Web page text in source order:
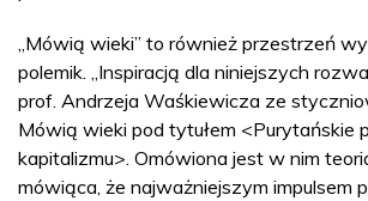
„Mówią wieki” to również przestrzeń
polemik. „Inspiracją dla niniejszych
prof. Andrzeja Waśkiewicza ze
Mówią wieki pod tytułem <Purytańskie
kapitalizmu>. Omówiona jest w nim
mówiąca, że najważniejszym impulsem